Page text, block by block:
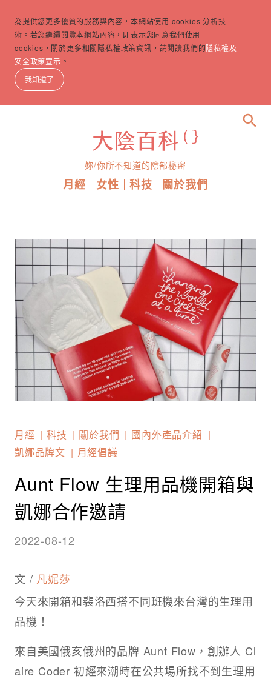
為提供您更多優質的服務與內容，本網站使用 cookies 分析技
術。若您繼續閱覽本網站內容，即表示您同意我們使用
cookies，關於更多相關隱私權政策資訊，請閱讀我們的隱私權及
安全政策宣示 。
我知道了
妳/你所不知道的陰部秘密
月經 女性 科技 關於我們
search
月經 科技 關於我們
國內外產品介紹
凱娜品牌文
月經倡議
Aunt Flow 生理用品機開箱與
凱娜合作邀請
2022-08-12
文 / 凡妮莎
今天來開箱和裴洛西搭不同班機來台灣的生理用
品機！
來自美國俄亥俄州的品牌 Aunt Flow，創辦人 Cl
aire Coder 初經來潮時在公共場所找不到生理用